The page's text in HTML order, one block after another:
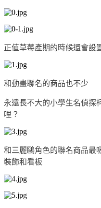
正值草莓產期的時候還會設
和動畫聯名的商品也不少
永遠長不大的小學生名偵探
哩？
和三麗鷗角色的聯名商品最
裝飾和看板